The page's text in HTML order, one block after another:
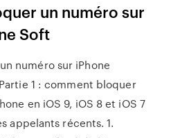
un numéro sur
Soft
numéro sur iPhone
1 : comment bloquer
en iOS 9, iOS 8 et iOS 7
appelants récents. 1.